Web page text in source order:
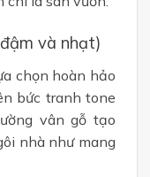
và nhạt)
chọn hoàn hảo
bức tranh tone
vân gỗ tạo
nhà như mang